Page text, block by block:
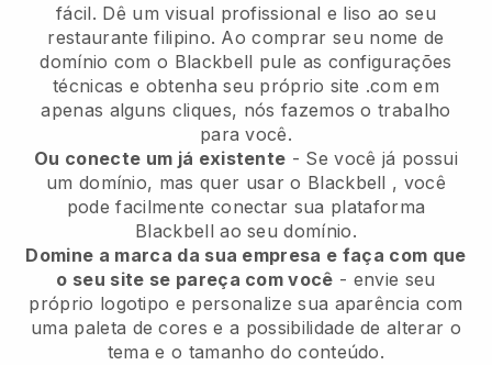
fácil. Dê um visual profissional e liso ao seu
restaurante filipino. Ao comprar seu nome de
domínio com o Blackbell pule as configurações
técnicas e obtenha seu próprio site .com em
apenas alguns cliques, nós fazemos o trabalho
para você.
Ou conecte um já existente - Se você já possui
um domínio, mas quer usar o Blackbell , você
pode facilmente conectar sua plataforma
Blackbell ao seu domínio.
Domine a marca da sua empresa e faça com que
o seu site se pareça com você - envie seu
próprio logotipo e personalize sua aparência com
uma paleta de cores e a possibilidade de alterar o
tema e o tamanho do conteúdo.